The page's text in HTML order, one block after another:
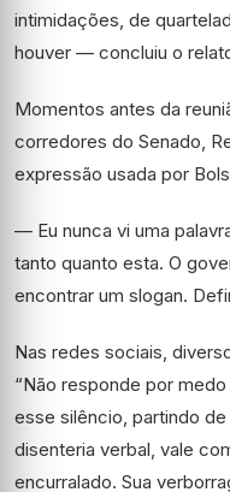
intimidações, de
houver — concluiu o
Momentos antes da
corredores do Senado,
expressão usada por
— Eu nunca vi uma
tanto quanto esta. O
encontrar um slogan.
Nas redes sociais,
“Não responde por
esse silêncio, partindo
disenteria verbal, vale
encurralado. Sua